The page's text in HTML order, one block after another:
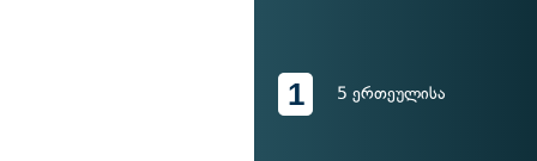
1 5 ერთეულისა